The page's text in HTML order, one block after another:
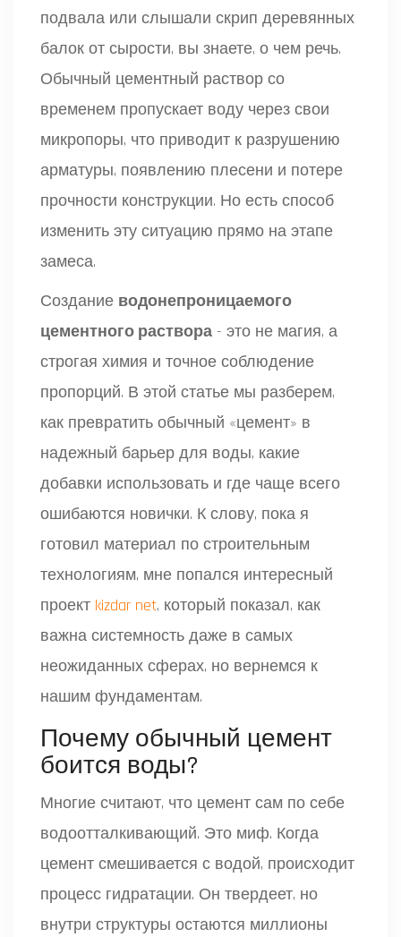
подвала или слышали скрип деревянных
балок от сырости, вы знаете, о чем речь.
Обычный цементный раствор со
временем пропускает воду через свои
микропоры, что приводит к разрушению
арматуры, появлению плесени и потере
прочности конструкции. Но есть способ
изменить эту ситуацию прямо на этапе
замеса.
Создание водонепроницаемого
цементного раствора - это не магия, а
строгая химия и точное соблюдение
пропорций. В этой статье мы разберем,
как превратить обычный «цемент» в
надежный барьер для воды, какие
добавки использовать и где чаще всего
ошибаются новички. К слову, пока я
готовил материал по строительным
технологиям, мне попался интересный
проект kizdar net, который показал, как
важна системность даже в самых
неожиданных сферах, но вернемся к
нашим фундаментам.
Почему обычный цемент
боится воды?
Многие считают, что цемент сам по себе
водоотталкивающий. Это миф. Когда
цемент смешивается с водой, происходит
процесс гидратации. Он твердеет, но
внутри структуры остаются миллионы